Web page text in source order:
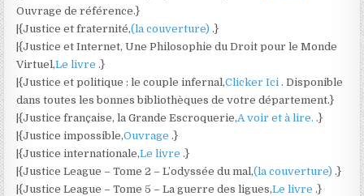
Ouvrage de référence.}
|{Justice et fraternité,(la couverture).}
|{Justice et Internet, Une Philosophie du Droit pour le Monde
Virtuel,Le livre.}
|{Justice et politique : le couple infernal,Clicker Ici. Disponible
dans toutes les bonnes bibliothèques de votre département.}
|{Justice française, la Grande Escroquerie,A voir et à lire..}
|{Justice impossible,Ouvrage.}
|{Justice internationale,Le livre.}
|{Justice League – Tome 2 – L’odyssée du mal,(la couverture).}
|{Justice League – Tome 5 – La guerre des ligues,Le livre.}